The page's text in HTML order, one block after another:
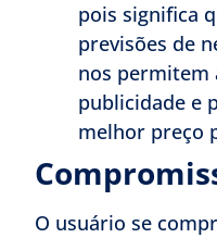
pois significa
previsões de
nos permitem
publicidade e
melhor preço
O usuário se